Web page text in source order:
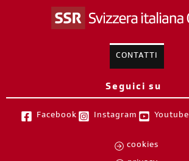
CONTATTI
Seguici su
Facebook Instagram Youtube
cookies